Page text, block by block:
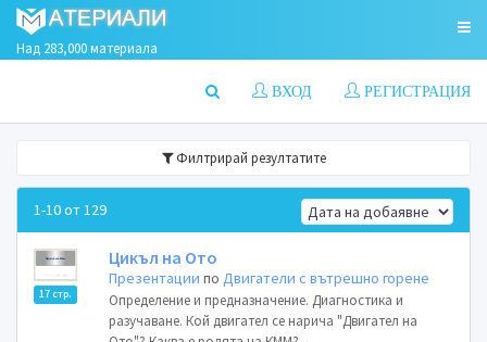
Над 283,000 материала
РЕГИСТРАЦИЯ
ВХОД
Филтрирай резултатите
1-10 от 129
17 стр.
Цикъл на Ото
Презентации поДвигатели с вътрешно горене
Определение и предназначение. Диагностика и
разучаване. Кой двигател се нарича "Двигател на